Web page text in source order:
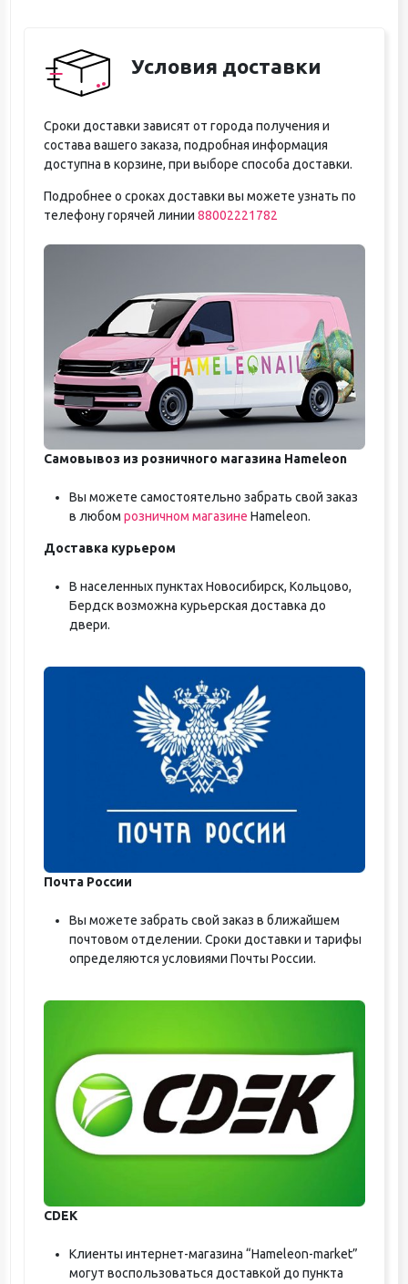
Условия доставки
Сроки доставки зависят от города получения и
состава вашего заказа, подробная информация
доступна в корзине, при выборе способа доставки.
Подробнее о сроках доставки вы можете узнать по
телефону горячей линии 88002221782
Самовывоз из розничного магазина Hameleon
Вы можете самостоятельно забрать свой заказ
в любом розничном магазине Hameleon.
Доставка курьером
В населенных пунктах Новосибирск, Кольцово,
Бердск возможна курьерская доставка до
двери.
Почта России
Вы можете забрать свой заказ в ближайшем
почтовом отделении. Сроки доставки и тарифы
определяются условиями Почты России.
CDEK
Клиенты интернет-магазина “Hameleon-market”
могут воспользоваться доставкой до пункта